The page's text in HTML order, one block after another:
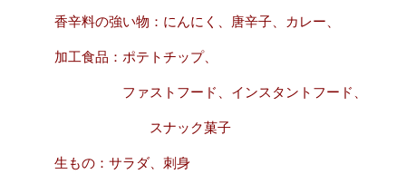
香辛料の強い物：にんにく、唐辛子、カレー、
加工食品：ポテトチップ、
ファストフード、インスタントフード、
スナック菓子
生もの：サラダ、刺身